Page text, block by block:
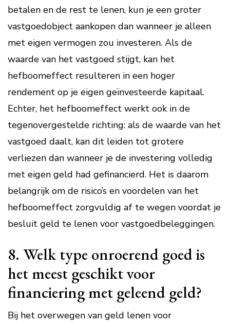
betalen en de rest te lenen, kun je een groter
vastgoedobject aankopen dan wanneer je alleen
met eigen vermogen zou investeren. Als de
waarde van het vastgoed stijgt, kan het
hefboomeffect resulteren in een hoger
rendement op je eigen geïnvesteerde kapitaal.
Echter, het hefboomeffect werkt ook in de
tegenovergestelde richting: als de waarde van het
vastgoed daalt, kan dit leiden tot grotere
verliezen dan wanneer je de investering volledig
met eigen geld had gefinancierd. Het is daarom
belangrijk om de risico’s en voordelen van het
hefboomeffect zorgvuldig af te wegen voordat je
besluit geld te lenen voor vastgoedbeleggingen.
8. Welk type onroerend goed is
het meest geschikt voor
financiering met geleend geld?
Bij het overwegen van geld lenen voor